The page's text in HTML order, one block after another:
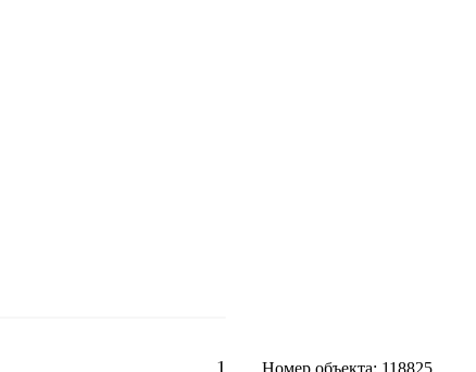
1
Номер объекта: 118825